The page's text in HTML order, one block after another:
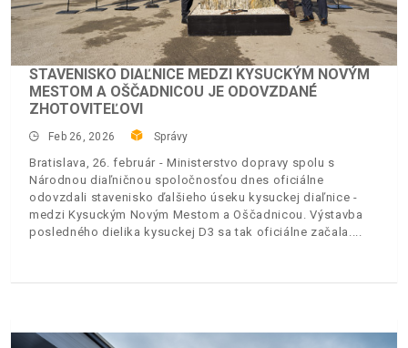
STAVENISKO DIAĽNICE MEDZI KYSUCKÝM NOVÝM
MESTOM A OŠČADNICOU JE ODOVZDANÉ
ZHOTOVITEĽOVI
Feb 26, 2026 Správy
Bratislava, 26. február - Ministerstvo dopravy spolu s
Národnou diaľničnou spoločnosťou dnes oficiálne
odovzdali stavenisko ďalšieho úseku kysuckej diaľnice -
medzi Kysuckým Novým Mestom a Oščadnicou. Výstavba
posledného dielika kysuckej D3 sa tak oficiálne začala.